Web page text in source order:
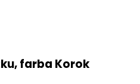
farba Korok